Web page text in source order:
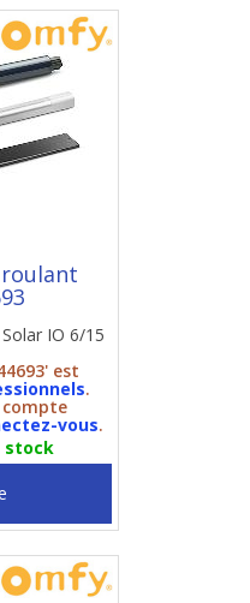
IO 6/15
est
.
compte
vous.
stock